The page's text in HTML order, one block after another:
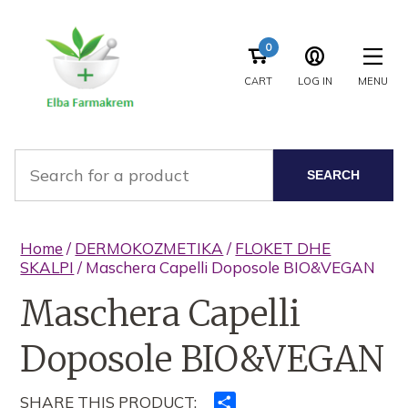
CART
0
LOG IN MENU
SEARCH
Home / DERMOKOZMETIKA / FLOKET DHE
SKALPI / Maschera Capelli Doposole BIO&VEGAN
Maschera Capelli
Doposole BIO&VEGAN
SHARE THIS PRODUCT: